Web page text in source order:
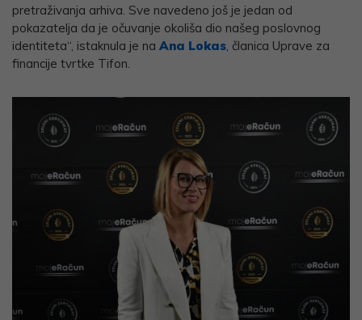
pretraživanja arhiva. Sve navedeno još je jedan od
pokazatelja da je očuvanje okoliša dio našeg poslovnog
identiteta“, istaknula je na Ana Lokas, članica Uprave za
financije tvrtke Tifon.